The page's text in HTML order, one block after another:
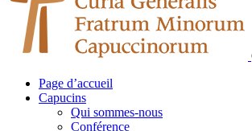
Page d’accueil
Capucins
Qui sommes-nous
Conférence